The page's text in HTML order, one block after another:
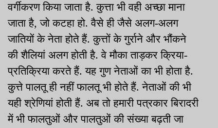
वर्गीकरण किया जाता है. कुत्ता भी वही अच्छा माना
जाता है, जो कटहा हो. वैसे ही जैसे अलग-अलग
जातियों के नेता होते हैं. कुत्तों के गुर्राने और भौंकने
की शैलियां अलग होती है. वे मौका ताड़कर क्रिया-
प्रतिक्रिया करते हैं. यह गुण नेताओं का भी होता है.
कुत्ते पालतू ही नहीं फालतू भी होते हैं. नेताओं की भी
यही श्रेणियां होती हैं. अब तो हमारी पत्रकार बिरादरी
में भी फालतुओं और पालतुओं की संख्या बढ़ती जा